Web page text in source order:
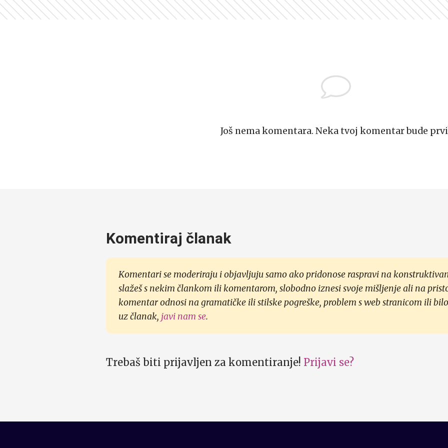
Još nema komentara. Neka tvoj komentar bude
Komentiraj članak
Komentari se moderiraju i objavljuju samo ako pridonose raspravi na
slažeš s nekim člankom ili komentarom, slobodno iznesi svoje mišljenje ali na
komentar odnosi na gramatičke ili stilske pogreške, problem s web stranicom ili
uz članak, javi nam se.
Trebaš biti prijavljen za komentiranje! Prijavi se?